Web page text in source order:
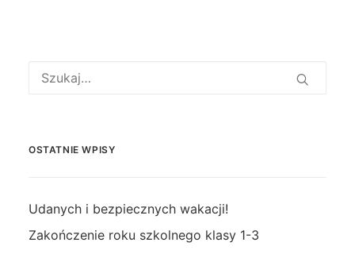
OSTATNIE WPISY
Udanych i bezpiecznych wakacji!
Zakończenie roku szkolnego klasy 1-3